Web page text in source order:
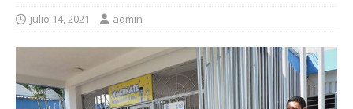
julio 14, 2021 admin